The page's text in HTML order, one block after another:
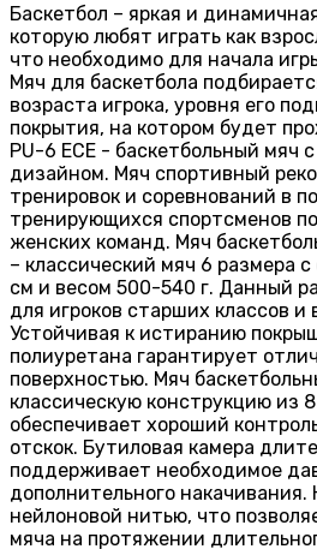
Баскетбол – яркая и
которую любят играть как
что необходимо для начала
Мяч для баскетбола
возраста игрока, уровня его
покрытия, на котором будет
PU-6 ECE - баскетбольный мяч
дизайном. Мяч спортивный
тренировок и соревнований в
тренирующихся спортсменов
женских команд. Мяч
– классический мяч 6 размера
см и весом 500-540 г. Данный
для игроков старших классов
Устойчивая к истиранию
полиуретана гарантирует
поверхностью. Мяч
классическую конструкцию из
обеспечивает хороший
отскок. Бутиловая камера
поддерживает необходимое
дополнительного
нейлоновой нитью, что
мяча на протяжении